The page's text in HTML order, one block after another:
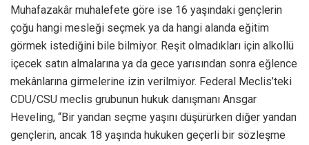
Muhafazakâr muhalefete göre ise 16 yaşındaki gençlerin
çoğu hangi mesleği seçmek ya da hangi alanda eğitim
görmek istediğini bile bilmiyor. Reşit olmadıkları için alkollü
içecek satın almalarına ya da gece yarısından sonra eğlence
mekânlarına girmelerine izin verilmiyor. Federal Meclis’teki
CDU/CSU meclis grubunun hukuk danışmanı Ansgar
Heveling, “Bir yandan seçme yaşını düşürürken diğer yandan
gençlerin, ancak 18 yaşında hukuken geçerli bir sözleşme